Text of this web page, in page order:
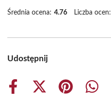
Średnia ocena: 4.76 Liczba ocen:
Udostępnij
Share
Share
Share
Share